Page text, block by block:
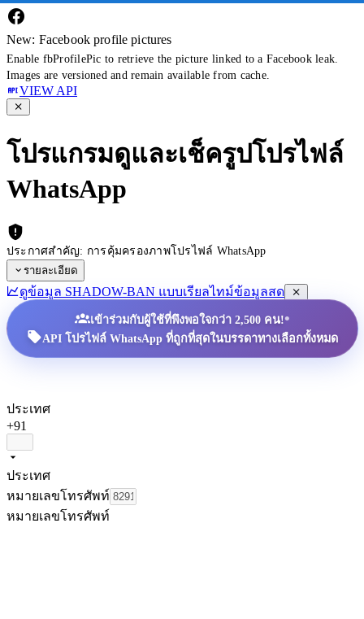
New: Facebook profile pictures
Enable fbProfilePic to retrieve the picture linked to a Facebook leak.
Images are versioned and remain available from cache.
VIEW API
โปรแกรมดูและเช็ครูปโปรไฟล์
WhatsApp
ประกาศสำคัญ: การคุ้มครองภาพโปรไฟล์ WhatsApp
รายละเอียด
ดูข้อมูล SHADOW-BAN แบบเรียลไทม์ข้อมูลสด
เข้าร่วมกับผู้ใช้ที่พึงพอใจกว่า 2,500 คน!•
API โปรไฟล์ WhatsApp ที่ถูกที่สุดในบรรดาทางเลือกทั้งหมด
ประเทศ
+91
ประเทศ
หมายเลขโทรศัพท์
หมายเลขโทรศัพท์